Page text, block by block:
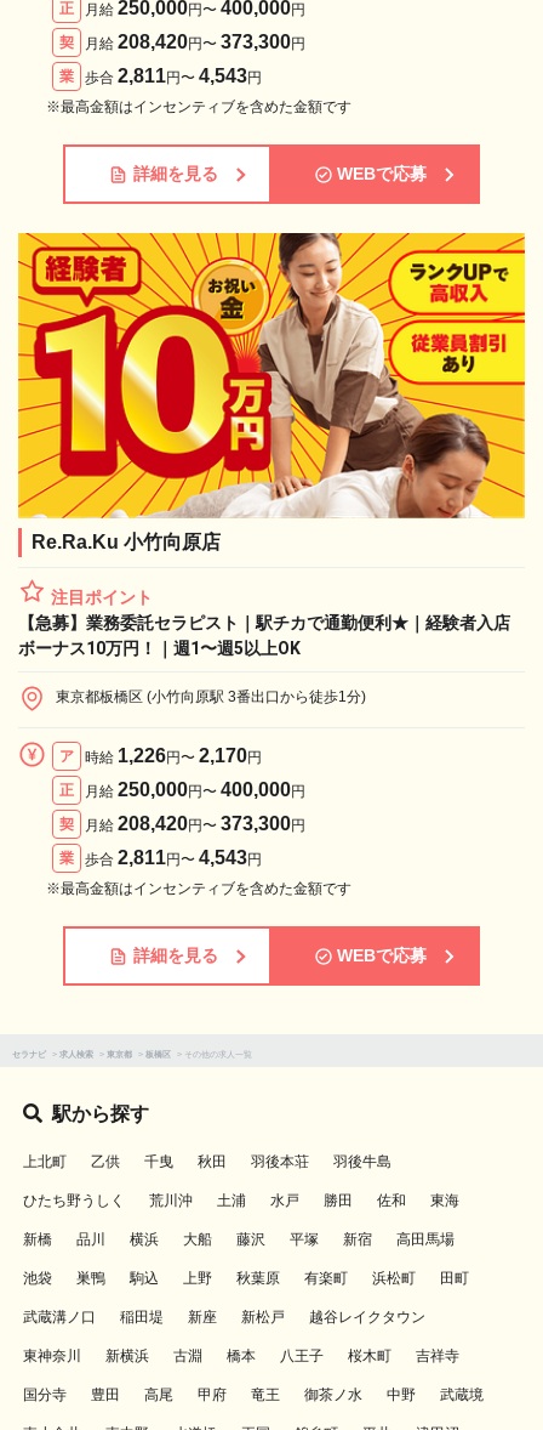
正
月給 250,000円〜 400,000円
契
月給 208,420円〜 373,300円
業
歩合 2,811円〜 4,543円
※最高金額はインセンティブを含めた金額です
詳細を見る WEBで応募
Re.Ra.Ku 小竹向原店
注目ポイント
【急募】業務委託セラピスト｜駅チカで通勤便利★｜経験者入店
ボーナス10万円！｜週1〜週5以上OK
東京都板橋区 (小竹向原駅 3番出口から徒歩1分)
ア 時給 1,226円〜 2,170円
正
月給 250,000円〜 400,000円
契
月給 208,420円〜 373,300円
業
歩合 2,811円〜 4,543円
※最高金額はインセンティブを含めた金額です
詳細を見る WEBで応募
セラナビ > 求人検索 > 東京都 > 板橋区 > その他の求人一覧
駅から探す
上北町 乙供 千曳 秋田 羽後本荘 羽後牛島
ひたち野うしく 荒川沖 土浦 水戸 勝田 佐和 東海
新橋 品川 横浜 大船 藤沢 平塚 新宿 高田馬場
池袋 巣鴨 駒込 上野 秋葉原 有楽町 浜松町 田町
武蔵溝ノ口 稲田堤 新座 新松戸 越谷レイクタウン
東神奈川 新横浜 古淵 橋本 八王子 桜木町 吉祥寺
国分寺 豊田 高尾 甲府 竜王 御茶ノ水 中野 武蔵境